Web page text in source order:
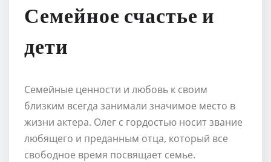
Семейное счастье и
дети
Семейные ценности и любовь к своим
близким всегда занимали значимое место в
жизни актера. Олег с гордостью носит звание
любящего и преданным отца, который все
свободное время посвящает семье.